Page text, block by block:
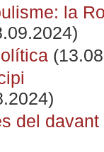
la
del davant